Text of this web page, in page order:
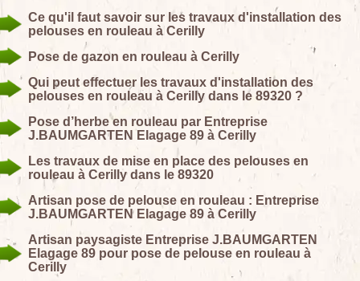
Ce qu'il faut savoir sur les travaux d'installation des
pelouses en rouleau à Cerilly
Pose de gazon en rouleau à Cerilly
Qui peut effectuer les travaux d'installation des
pelouses en rouleau à Cerilly dans le 89320 ?
Pose d’herbe en rouleau par Entreprise
J.BAUMGARTEN Elagage 89 à Cerilly
Les travaux de mise en place des pelouses en
rouleau à Cerilly dans le 89320
Artisan pose de pelouse en rouleau : Entreprise
J.BAUMGARTEN Elagage 89 à Cerilly
Artisan paysagiste Entreprise J.BAUMGARTEN
Elagage 89 pour pose de pelouse en rouleau à
Cerilly